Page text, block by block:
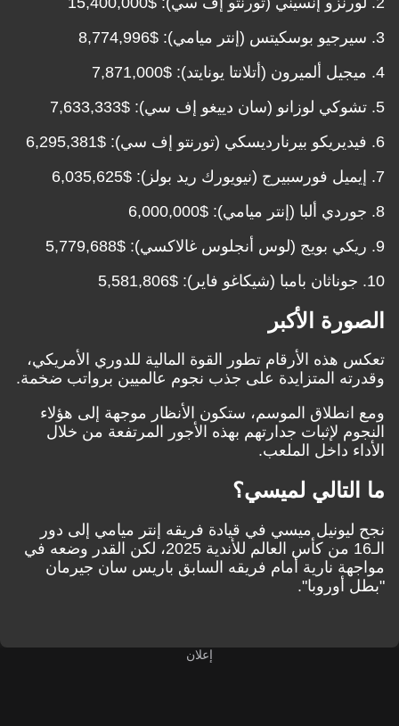
الأكبر
الأرقام تطور القوة المالية للدوري الأمريكي،
المتزايدة على جذب نجوم عالميين برواتب ضخمة.
الموسم، ستكون الأنظار موجهة إلى هؤلاء
لإثبات جدارتهم بهذه الأجور المرتفعة من خلال
داخل الملعب.
لميسي؟
ميسي في قيادة فريقه إنتر ميامي إلى دور
الـ16 من كأس العالم للأندية 2025، لكن القدر وضعه في
نارية أمام فريقه السابق باريس سان جيرمان